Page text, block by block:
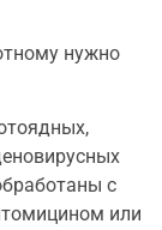
нужно
с
или